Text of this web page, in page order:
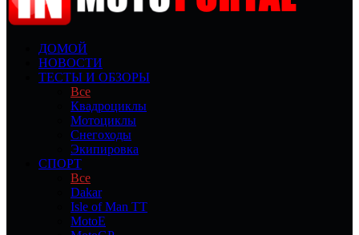
ДОМОЙ
НОВОСТИ
ТЕСТЫ И ОБЗОРЫ
Все
Квадроциклы
Мотоциклы
Снегоходы
Экипировка
СПОРТ
Все
Dakar
Isle of Man TT
MotoE